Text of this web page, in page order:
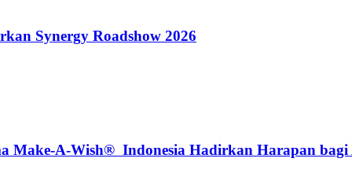
Synergy Roadshow 2026
A-Wish® Indonesia Hadirkan Harapan bagi